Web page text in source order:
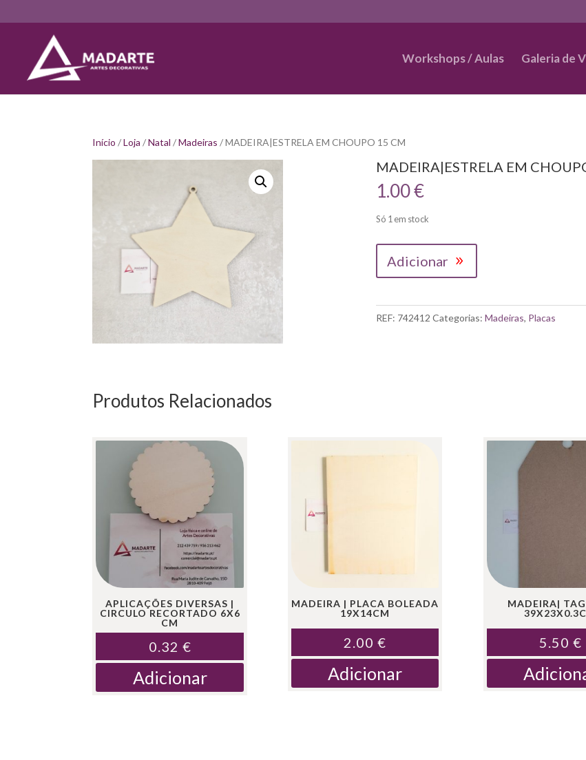
Workshops / Aulas Galeria de
Início /Loja /Natal /Madeiras / MADEIRA|ESTRELA EM CHOUPO 15 CM
MADEIRA|ESTRELA EM
1.00€
Só 1 em stock
CHOUPO
Adicionar
REF: 742412 Categorias:Madeiras, Placas
Produtos Relacionados
APLICAÇÕES DIVERSAS |
CIRCULO RECORTADO 6X6
CM
0.32 €
Adicionar
MADEIRA | PLACA BOLEADA
19X14CM
2.00€
Adicionar
MADEIRA|
5.50 €